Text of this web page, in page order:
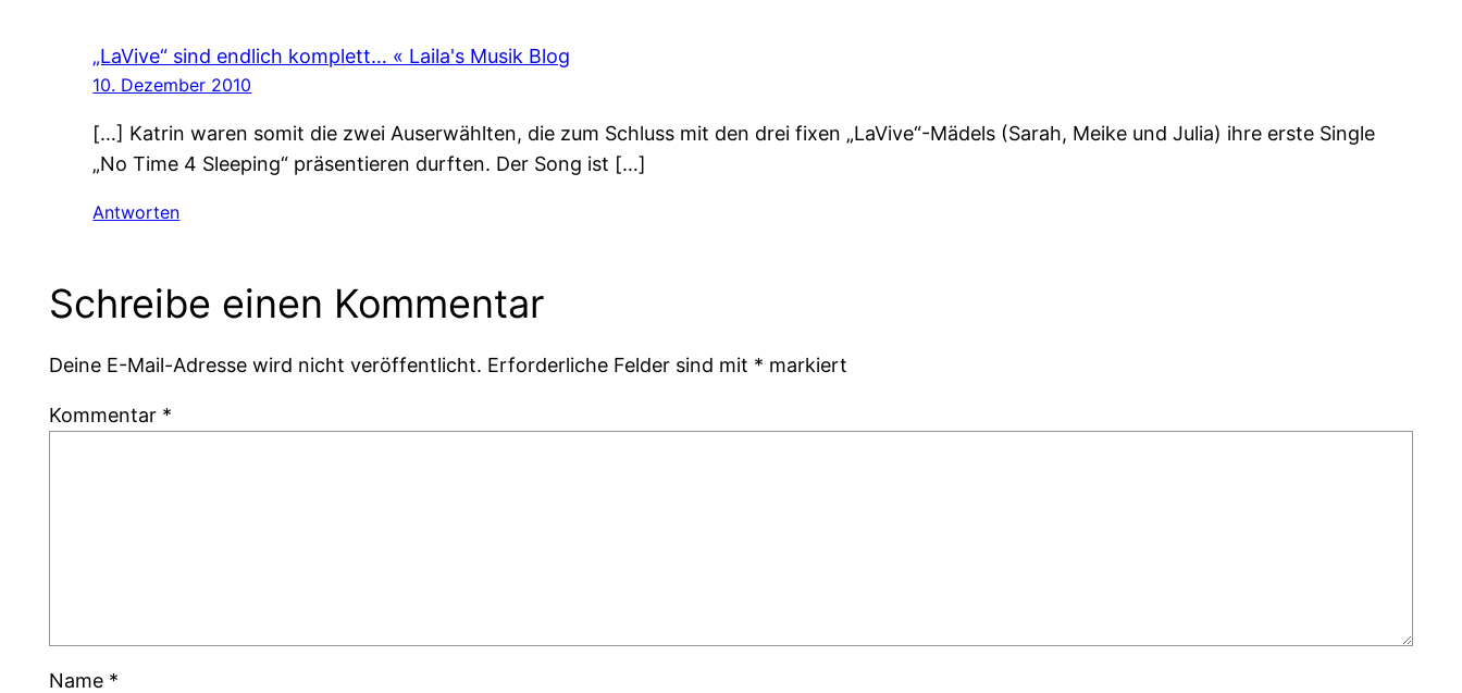
„LaVive“ sind endlich komplett… « Laila's Musik Blog
10. Dezember 2010
[…] Katrin waren somit die zwei Auserwählten, die zum Schluss mit den drei fixen „LaVive“-Mädels (Sarah, Meike und Julia) ihre erste Single
„No Time 4 Sleeping“ präsentieren durften. Der Song ist […]
Antworten
Schreibe einen Kommentar
Deine E-Mail-Adresse wird nicht veröffentlicht. Erforderliche Felder sind mit * markiert
Kommentar *
Name *